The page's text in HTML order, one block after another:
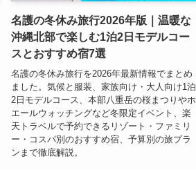
名護の冬休み旅行2026年版｜温暖な
沖縄北部で楽しむ1泊2日モデルコー
スとおすすめ宿7選
名護の冬休み旅行を2026年最新情報でまとめ
ました。気候と服装、家族向け・大人向け1泊
2日モデルコース、本部八重岳の桜まつりやホ
エールウォッチングなど冬限定イベント、楽
天トラベルで予約できるリゾート・ファミリ
ー・コスパ別のおすすめ宿、予算別の旅プラ
ンまで徹底解説。